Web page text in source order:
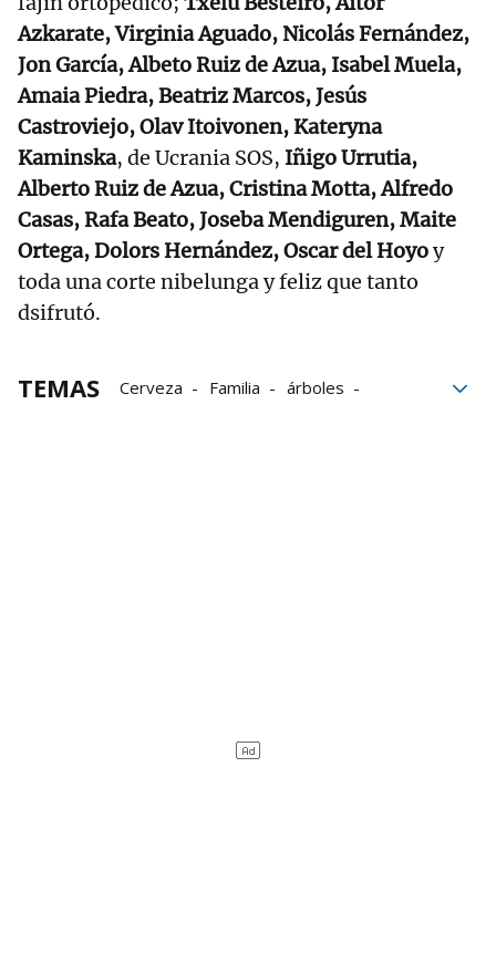
Azkarate, Virginia Aguado, Nicolás Fernández,
Jon García, Albeto Ruiz de Azua, Isabel Muela,
Amaia Piedra, Beatriz Marcos, Jesús
Castroviejo, Olav Itoivonen, Kateryna
Kaminska, de Ucrania SOS, Iñigo Urrutia,
Alberto Ruiz de Azua, Cristina Motta, Alfredo
Casas, Rafa Beato, Joseba Mendiguren, Maite
Ortega, Dolors Hernández, Oscar del Hoyoy
toda una corte nibelunga y feliz que tanto
dsifrutó.
TEMAS Cerveza Familia
árboles